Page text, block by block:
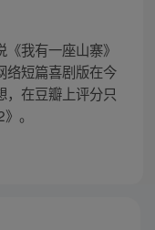
我有一座山寨》
络短篇喜剧版在今
，在豆瓣上评分只
。